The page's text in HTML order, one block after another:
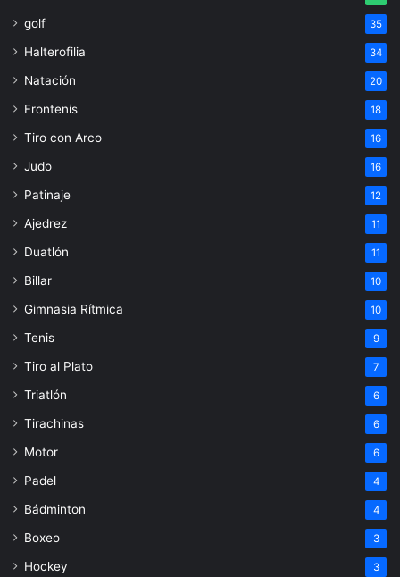
golf 35
Halterofilia 34
Natación 20
Frontenis 18
Tiro con Arco 16
Judo 16
Patinaje 12
Ajedrez 11
Duatlón 11
Billar 10
Gimnasia Rítmica 10
Tenis 9
Tiro al Plato 7
Triatlón 6
Tirachinas 6
Motor 6
Padel 4
Bádminton 4
Boxeo 3
Hockey 3